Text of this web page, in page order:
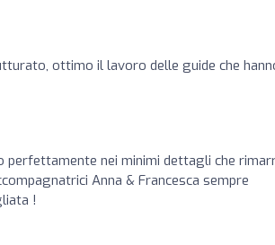
ottimo il lavoro delle guide che
nei minimi dettagli che
Anna & Francesca sempre
!